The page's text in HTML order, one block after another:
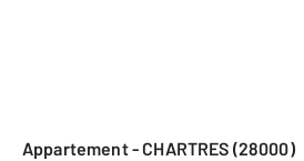
Appartement - CHARTRES (28000)